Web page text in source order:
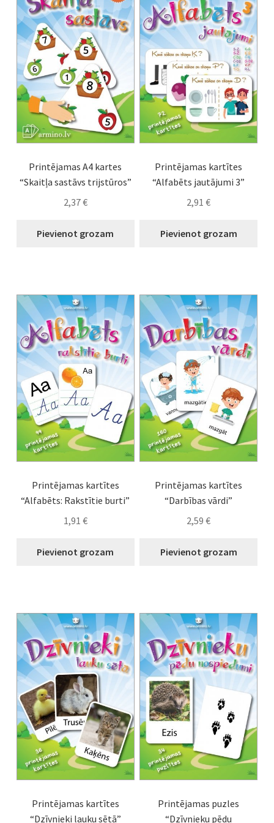
Printējamas A4 kartes
“Skaitļa sastāvs trijstūros”
2,37€
Pievienot grozam
Printējamas kartītes
“Alfabēts jautājumi 3”
2,91€
Pievienot grozam
Printējamas kartītes
“Alfabēts: Rakstītie burti”
1,91 €
Pievienot grozam
Printējamas kartītes
“Darbības vārdi”
2,59€
Pievienot grozam
Printējamas kartītes
“Dzīvnieki lauku sētā”
Printējamas puzles
“Dzīvnieku pēdu